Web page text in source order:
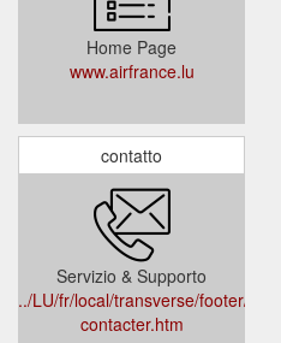
Home Page
www.airfrance.lu
contatto
Servizio & Supporto
../LU/fr/local/transverse/footer/nous-
contacter.htm